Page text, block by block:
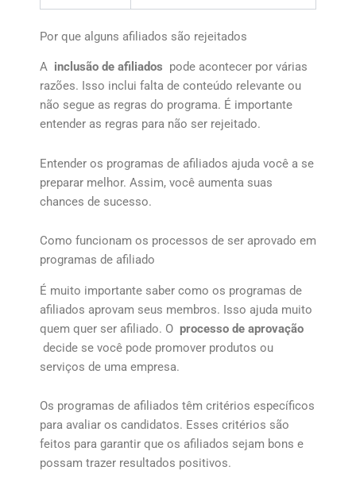
Por que alguns afiliados são rejeitados
A inclusão de afiliados pode acontecer por várias
razões. Isso inclui falta de conteúdo relevante ou
não segue as regras do programa. É importante
entender as regras para não ser rejeitado.
Entender os programas de afiliados ajuda você a se
preparar melhor. Assim, você aumenta suas
chances de sucesso.
Como funcionam os processos de ser aprovado em
programas de afiliado
É muito importante saber como os programas de
afiliados aprovam seus membros. Isso ajuda muito
quem quer ser afiliado. O processo de aprovação
decide se você pode promover produtos ou
serviços de uma empresa.
Os programas de afiliados têm critérios específicos
para avaliar os candidatos. Esses critérios são
feitos para garantir que os afiliados sejam bons e
possam trazer resultados positivos.